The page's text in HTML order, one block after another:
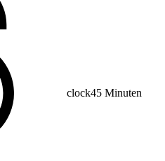
clock45 Minuten